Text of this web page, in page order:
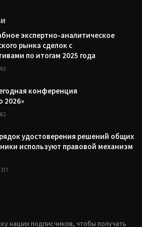
экспертно-аналитическое
рынка сделок с
по итогам 2025 года
конференция
2026»
удостоверения решений общих
используют правовой механизм
377
наших подписчиков, чтобы получать